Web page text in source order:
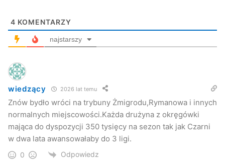
4 KOMENTARZY
najstarszy
wiedzący 2026 lat temu
Znów bydło wróci na trybuny Żmigrodu,Rymanowa i innych
normalnych miejscowości.Każda drużyna z okręgówki
mająca do dyspozycji 350 tysięcy na sezon tak jak Czarni
w dwa lata awansowałaby do 3 ligi.
0 Odpowiedz